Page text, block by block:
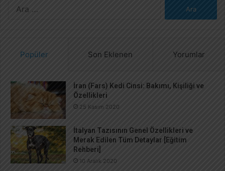
Popüler Son Eklenen Yorumlar
İran (Fars) Kedi Cinsi: Bakımı, Kişiliği ve
Özellikleri
25 Kasım 2020
İtalyan Tazısının Genel Özellikleri ve
Merak Edilen Tüm Detaylar [Eğitim
Rehberi]
10 Aralık 2020